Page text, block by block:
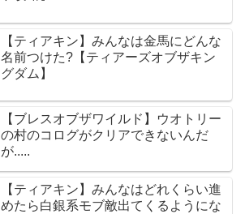
【ティアキン】みんなは金馬にどんな
名前つけた?【ティアーズオブザキン
グダム】
【ブレスオブザワイルド】ウオトリー
の村のコログがクリアできないんだ
が.....
【ティアキン】みんなはどれくらい進
めたら白銀系モブ敵出てくるようにな